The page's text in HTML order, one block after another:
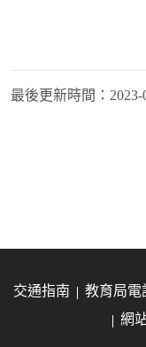
最後更新時間： 2023-
交通指南 教育局電
網